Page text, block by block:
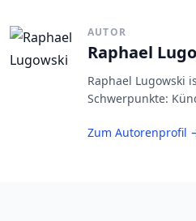
AUTOR
Raphael
Raphael Lugowski
Schwerpunkte:
Zum Autorenprofil